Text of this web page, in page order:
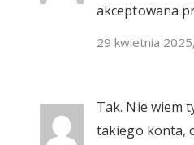
akceptowana
29 kwietnia
Tak. Nie wiem
takiego konta,